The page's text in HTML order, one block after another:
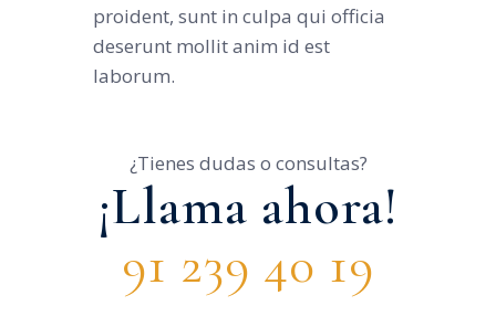
proident, sunt in culpa qui officia
deserunt mollit anim id est
laborum.
¿Tienes dudas o consultas?
¡Llama ahora!
91 239 40 19